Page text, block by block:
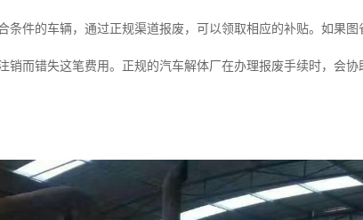
件的车辆，通过正规渠道报废，可以领取相应的补贴。如果图
而错失这笔费用。正规的汽车解体厂在办理报废手续时，会协